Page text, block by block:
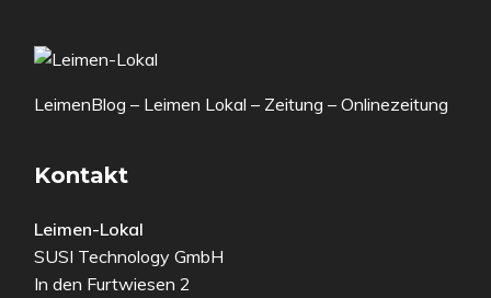
LeimenBlog – Leimen Lokal – Zeitung – Onlinezeitung
Kontakt
Leimen-Lokal
SUSI Technology GmbH
In den Furtwiesen 2